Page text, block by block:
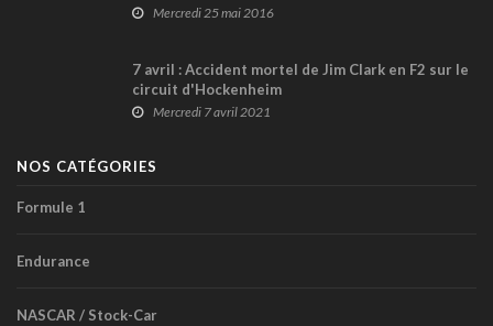
Mercredi 25 mai 2016
7 avril : Accident mortel de Jim Clark en F2 sur le
circuit d'Hockenheim
Mercredi 7 avril 2021
NOS CATÉGORIES
Formule 1
Endurance
NASCAR / Stock-Car